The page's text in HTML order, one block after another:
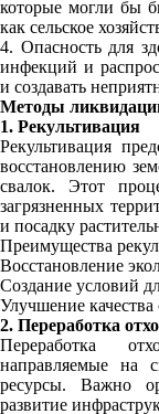
которые могли бы
как сельское
4. Опасность для
инфекций и
и создавать
Методы
1. Рекультивация
Рекультивация
восстановлению
свалок. Этот
загрязненных
и посадку
Преимущества
Восстановление
Создание условий
Улучшение
2. Переработка
Переработка
направляемые на
ресурсы. Важно
развитие